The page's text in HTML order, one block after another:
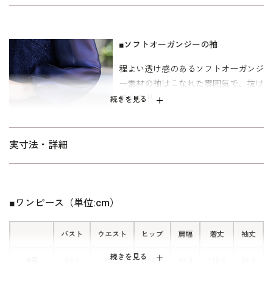
ス。膝がしっかり隠れる着丈です。パターンは「少しゆったり」
タイプを使用した40代～向け。「標準」に比べてウエストを中心
にゆとりを持たせています。
続きを見る
■ソフトオーガンジーの袖
程よい透け感のあるソフトオーガンジ
ー素材の袖はこなれた雰囲気で、抜け
感を演出。
細やかで可憐なレースのスカラカット
実寸法・詳細
続きを見る
■ワンピース（単位:cm）
バスト ウエスト ヒップ 肩幅 着丈 袖丈
86.0 102.0